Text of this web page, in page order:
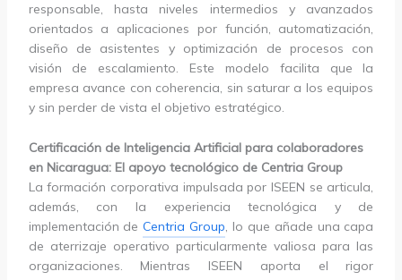
responsable, hasta niveles intermedios y avanzados
orientados a aplicaciones por función, automatización,
diseño de asistentes y optimización de procesos con
visión de escalamiento. Este modelo facilita que la
empresa avance con coherencia, sin saturar a los equipos
y sin perder de vista el objetivo estratégico.
Certificación de Inteligencia Artificial para colaboradores
en Nicaragua: El apoyo tecnológico de Centria Group
La formación corporativa impulsada por ISEEN se articula,
además, con la experiencia tecnológica y de
implementación deCentria Group, lo que añade una capa
de aterrizaje operativo particularmente valiosa para las
organizaciones. Mientras ISEEN aporta el rigor